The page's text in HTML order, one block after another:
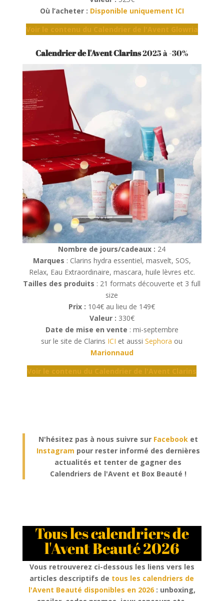
Où l’acheter : Disponible uniquement ICI
Voir le contenu du Calendrier de l'Avent Glowria
Calendrier de l'Avent Clarins2025 à -30%
Nombre de jours/cadeaux : 24
Marques : Clarins hydra essentiel, masvelt, SOS,
Relax, Eau Extraordinaire, mascara, huile lèvres etc.
Tailles des produits : 21 formats découverte et 3 full
size
Prix : 104€ au lieu de 149€
Valeur : 330€
Date de mise en vente : mi-septembre
sur le site de Clarins ICI et aussiSephora ou
Marionnaud
Voir le contenu du Calendrier de l'Avent Clarins
N'hésitez pas à nous suivre sur Facebooket
Instagram pour rester informé des dernières
actualités et tenter de gagner des
Calendriers de l'Avent et Box Beauté !
Tous les calendriers de
l'Avent Beauté 2026
Vous retrouverez ci-dessous les liens vers les
articles descriptifs de tous les calendriers de
l'Avent Beauté disponibles en 2026: unboxing,